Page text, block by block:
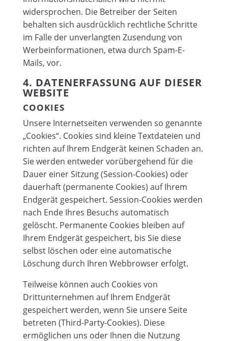
widersprochen. Die Betreiber der Seiten
behalten sich ausdrücklich rechtliche Schritte
im Falle der unverlangten Zusendung von
Werbeinformationen, etwa durch Spam-E-
Mails, vor.
4. DATENERFASSUNG AUF DIESER
WEBSITE
COOKIES
Unsere Internetseiten verwenden so genannte
„Cookies“. Cookies sind kleine Textdateien und
richten auf Ihrem Endgerät keinen Schaden an.
Sie werden entweder vorübergehend für die
Dauer einer Sitzung (Session-Cookies) oder
dauerhaft (permanente Cookies) auf Ihrem
Endgerät gespeichert. Session-Cookies werden
nach Ende Ihres Besuchs automatisch
gelöscht. Permanente Cookies bleiben auf
Ihrem Endgerät gespeichert, bis Sie diese
selbst löschen oder eine automatische
Löschung durch Ihren Webbrowser erfolgt.
Teilweise können auch Cookies von
Drittunternehmen auf Ihrem Endgerät
gespeichert werden, wenn Sie unsere Seite
betreten (Third-Party-Cookies). Diese
ermöglichen uns oder Ihnen die Nutzung